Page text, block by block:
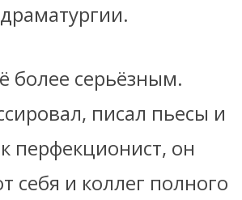
более серьёзным.
писал пьесы и
перфекционист, он
себя и коллег полного